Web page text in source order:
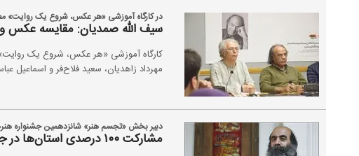
در کارگاه آموزشی «هر عکس، شروع یک روایت»
سیف الله صمدیان: مقایسه عکس
مهرداد زاهدیان، سعید فلاح‌فر و اسماعیل
دبیر بخش «تجسم هنر» شانزدهمین جشنواره
مشارکت ۱۰۰ درصدی استان‌ها در جشنواره تجسمی فجر